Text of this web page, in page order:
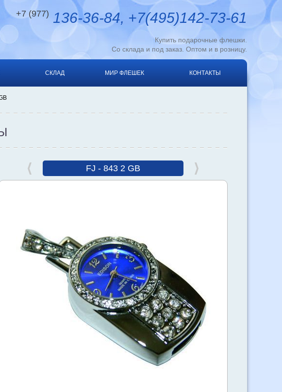
+7 (977) 136-36-84, +7(495)142-73-61
Купить подарочные флешки.
Со склада и под заказ. Оптом и в розницу.
СКЛАД МИР ФЛЕШЕК КОНТАКТЫ
FJ - 843 2 GB